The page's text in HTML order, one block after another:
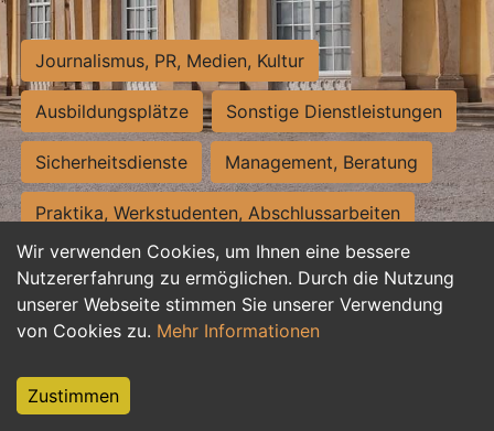
Wir verwenden Cookies, um Ihnen eine bessere
Nutzererfahrung zu ermöglichen. Durch die Nutzung
unserer Webseite stimmen Sie unserer Verwendung
von Cookies zu. Mehr Informationen
Zustimmen
Journalismus, PR, Medien, Kultur
Ausbildungsplätze Sonstige Dienstleistungen
Sicherheitsdienste Management, Beratung
Praktika, Werkstudenten, Abschlussarbeiten
Personalwesen Assistenz, Sekretariat
Hilfskräfte, Aushilfs- und Nebenjobs
Weiterbildung, Studium, duale Ausbildung